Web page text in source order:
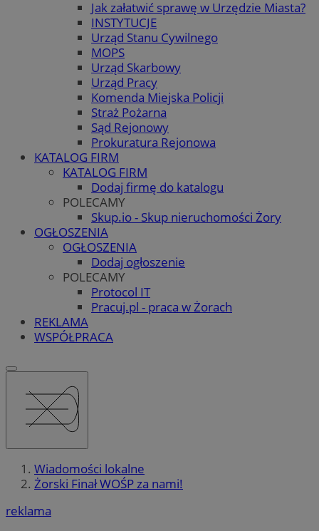
Jak załatwić sprawę w Urzędzie Miasta?
INSTYTUCJE
Urząd Stanu Cywilnego
MOPS
Urząd Skarbowy
Urząd Pracy
Komenda Miejska Policji
Straż Pożarna
Sąd Rejonowy
Prokuratura Rejonowa
KATALOG FIRM
KATALOG FIRM
Dodaj firmę do katalogu
POLECAMY
Skup.io - Skup nieruchomości Żory
OGŁOSZENIA
OGŁOSZENIA
Dodaj ogłoszenie
POLECAMY
Protocol IT
Pracuj.pl - praca w Żorach
REKLAMA
WSPÓŁPRACA
Wiadomości lokalne
Żorski Finał WOŚP za nami!
reklama